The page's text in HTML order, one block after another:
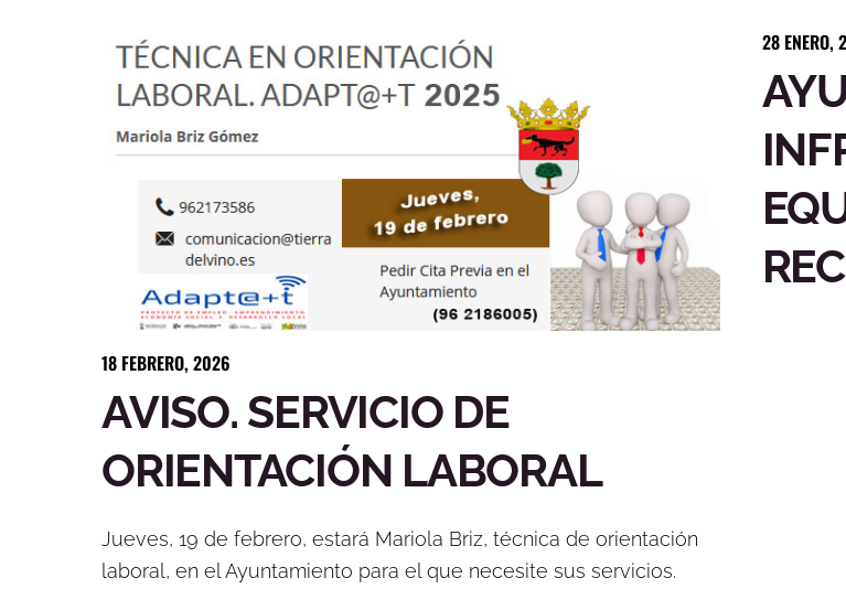
18 FEBRERO, 2026
AVISO. SERVICIO DE
ORIENTACIÓN LABORAL
Jueves, 19 de febrero, estará Mariola Briz, técnica de orientación
laboral, en el Ayuntamiento para el que necesite sus servicios.
28 ENERO,